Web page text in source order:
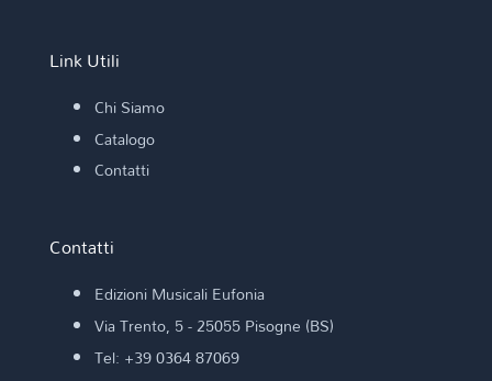
Link Utili
Chi Siamo
Catalogo
Contatti
Contatti
Edizioni Musicali Eufonia
Via Trento, 5 - 25055 Pisogne (BS)
Tel: +39 0364 87069